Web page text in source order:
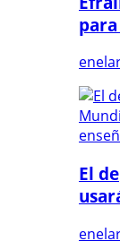
El